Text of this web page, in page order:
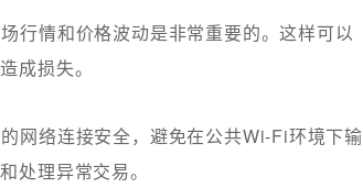
行情和价格波动是非常重要的。这样可以
成损失。
网络连接安全，避免在公共Wi-Fi环境下输
处理异常交易。